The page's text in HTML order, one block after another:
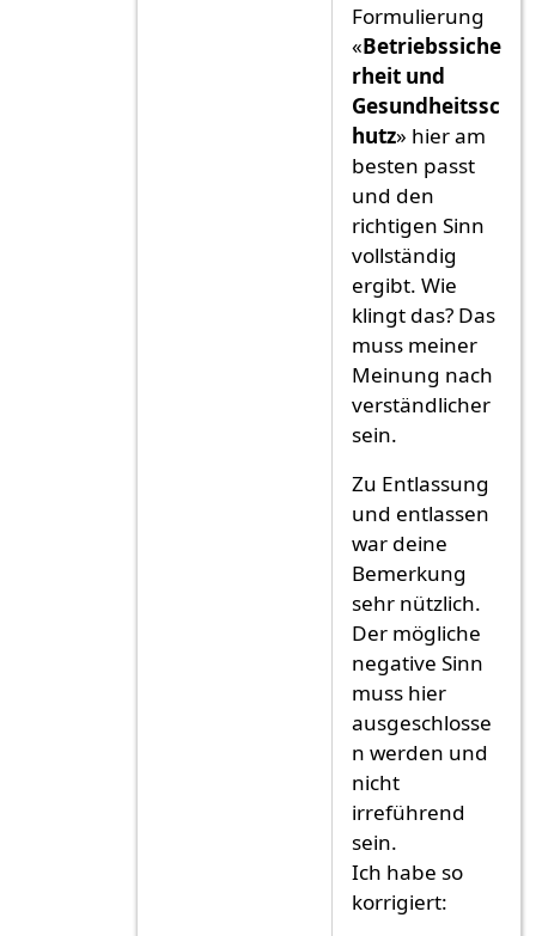
Formulierung
«Betriebssiche
rheit und
Gesundheitssc
hutz» hier am
besten passt
und den
richtigen Sinn
vollständig
ergibt. Wie
klingt das? Das
muss meiner
Meinung nach
verständlicher
sein.
Zu Entlassung
und entlassen
war deine
Bemerkung
sehr nützlich.
Der mögliche
negative Sinn
muss hier
ausgeschlosse
n werden und
nicht
irreführend
sein.
Ich habe so
korrigiert: